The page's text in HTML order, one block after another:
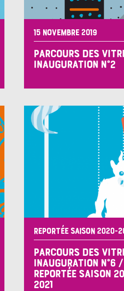
15 NOVEMBRE 2019
PARCOURS DES
INAUGURATION N°2
REPORTÉE SAISON 2020-
PARCOURS DES
INAUGURATION N°6 /
REPORTÉE SAISON
2021